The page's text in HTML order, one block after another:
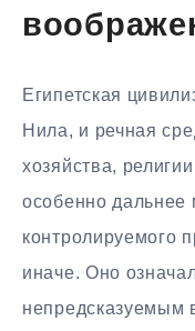
Египетская
Нила, и речная
хозяйства,
особенно дальнее
контролируемого
иначе. Оно
непредсказуемым